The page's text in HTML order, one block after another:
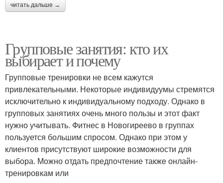
читать дальше →
Групповые занятия: кто их
выбирает и почему
Групповые тренировки не всем кажутся
привлекательными. Некоторые индивидуумы стремятся
исключительно к индивидуальному подходу. Однако в
групповых занятиях очень много пользы и этот факт
нужно учитывать. Фитнес в Новогиреево в группах
пользуется большим спросом. Однако при этом у
клиентов присутствуют широкие возможности для
выбора. Можно отдать предпочтение также онлайн-
тренировкам или